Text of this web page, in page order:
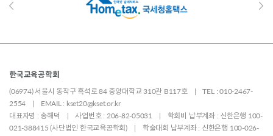
한국교육공학회
(06974) 서울시 동작구 흑석로 84 중앙대학교 310관 B117호 | TEL : 010-2467-
2554 | EMAIL : kset20@kset.or.kr
대표자명 : 송해덕 | 사업번호 : 206-82-05031 | 학회비 납부계좌 : 신한은행 100-
021-388415 (사단법인 한국교육공학회) | 학술대회 납부계좌 : 신한은행 100-026-